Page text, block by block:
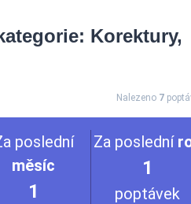
Korektury,
Nalezeno 7
poslední
měsíc
1
Za poslední
1
poptávek